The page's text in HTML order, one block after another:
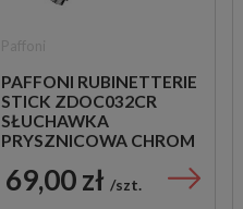
PAFFONI RUBINETTERIE
STICK ZDOC032CR
SŁUCHAWKA
PRYSZNICOWA CHROM
69,00 zł szt.